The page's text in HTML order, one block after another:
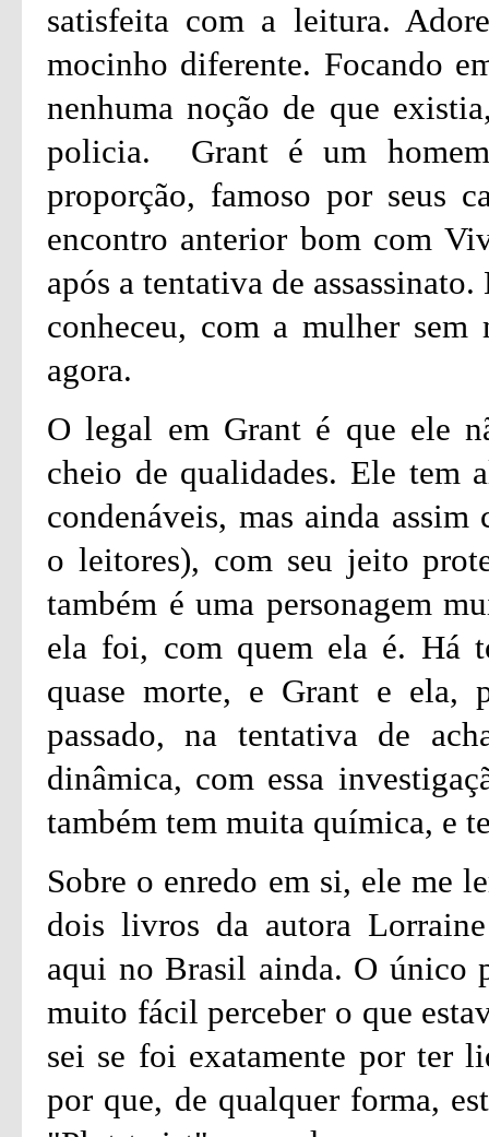
satisfeita com a leitura.
mocinho diferente. Focando
nenhuma noção de que
policia. Grant é um
proporção, famoso por seus
encontro anterior bom com
após a tentativa de
conheceu, com a mulher
agora.
O legal em Grant é que ele
cheio de qualidades. Ele tem
condenáveis, mas ainda
o leitores), com seu jeito
também é uma personagem
ela foi, com quem ela é. Há
quase morte, e Grant e ela,
passado, na tentativa de
dinâmica, com essa
também tem muita química, e
Sobre o enredo em si, ele me
dois livros da autora
aqui no Brasil ainda. O único
muito fácil perceber o que
sei se foi exatamente por ter
por que, de qualquer forma,